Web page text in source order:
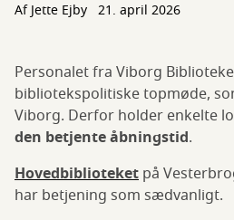
AfJette Ejby 21. april 2026
Personalet fra Viborg
bibliotekspolitiske topmøde,
Viborg. Derfor holder enkelte
den betjente åbningstid.
Hovedbiblioteket på
har betjening som sædvanligt.